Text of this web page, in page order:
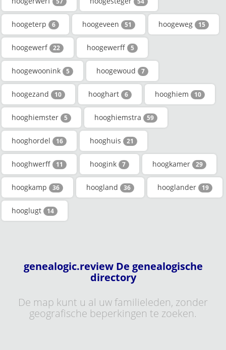
hoogeterp 6 hoogeveen 51 hoogeweg 15
hoogewerf 22 hoogewerff 5
hoogewoonink 5 hoogewoud 7
hoogezand 10 hooghart 6 hooghiem 10
hooghiemster 5 hooghiemstra 59
hooghordel 16 hooghuis 21
hooghwerff 11 hoogink 7 hoogkamer 29
hoogkamp 36 hoogland 36 hooglander 19
hooglugt 14
genealogic.review De genealogische
directory
De map kunt u al uw familieleden, zonder
geografische beperkingen te zoeken.